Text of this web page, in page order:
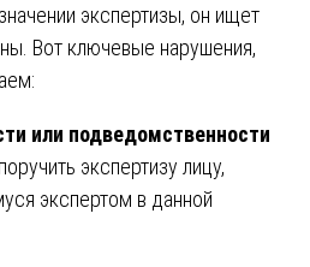
экспертизы, он ищет
Вот ключевые нарушения,
или подведомственности
экспертизу лицу,
экспертом в данной